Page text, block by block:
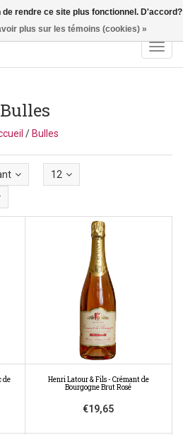
- 77 11 21 - Winkel: Lochtstraat 2,
info@guillaumewijnen.be
Bulles
/Bulles
12
de
Henri Latour & Fils - Crémant de
Bourgogne Brut Rosé
€19,65
rendre ce site plus fonctionnel. D'accord?
plus sur les témoins (cookies) »